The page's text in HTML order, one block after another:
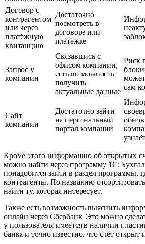
несколькими методами:
Если был оформлен договор с
«Реквизиты» указывается номер
Выяснить через платёжную
выдаётся при оплатах за товары
указан в верхней части квитанции;
Сделать запрос представителям
Посмотреть на официальном сайте
Сделать запрос в Федеральную
имеется судебное решение).
Способ поиска
Договор с
платёжную
квитанцию
Достаточно
платёжке
Запрос у
компании
Связавшись с
офисом компании,
есть возможность
получить
актуальные данные
Риск
Сайт
компании
Достаточно зайти
на персональный